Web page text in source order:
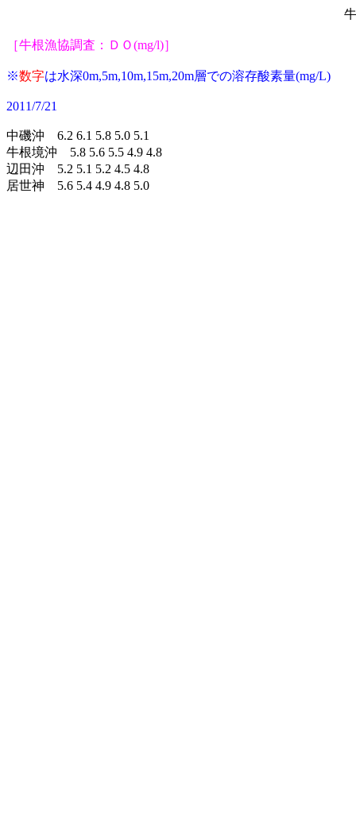
［牛根漁協調査：ＤＯ(mg/l)］
※数字は水深0m,5m,10m,15m,20m層での溶存酸素量(mg/L)
2011/7/21
中磯沖 6.2 6.1 5.8 5.0 5.1
牛根境沖 5.8 5.6 5.5 4.9 4.8
辺田沖 5.2 5.1 5.2 4.5 4.8
居世神 5.6 5.4 4.9 4.8 5.0